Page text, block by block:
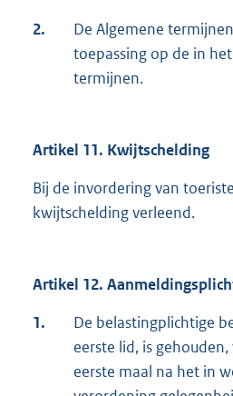
2.
De Algemene
toepassing op de in
termijnen.
Artikel 11. Kwijtschelding
Bij de invordering van
kwijtschelding verleend.
Artikel 12.
1.
De belastingplichtige
eerste lid, is
eerste maal na het in